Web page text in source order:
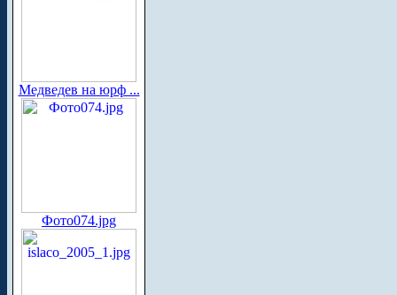
Медведев на юрф ...
Фото074.jpg